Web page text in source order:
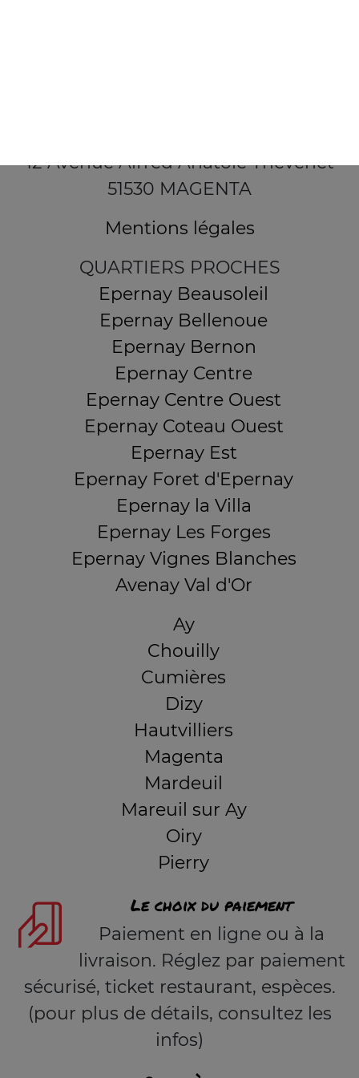
12 Avenue Alfred Anatole Thévenet
51530 MAGENTA
Mentions légales
QUARTIERS PROCHES
Epernay Beausoleil
Epernay Bellenoue
Epernay Bernon
Epernay Centre
Epernay Centre Ouest
Epernay Coteau Ouest
Epernay Est
Epernay Foret d'Epernay
Epernay la Villa
Epernay Les Forges
Epernay Vignes Blanches
Avenay Val d'Or
Ay
Chouilly
Cumières
Dizy
Hautvilliers
Magenta
Mardeuil
Mareuil sur Ay
Oiry
Pierry
Le choix du paiement
Paiement en ligne ou à la
livraison. Réglez par paiement
sécurisé, ticket restaurant, espèces.
(pour plus de détails, consultez les
infos)